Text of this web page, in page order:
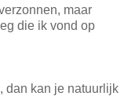
maar
die ik vond op
dan kan je natuurlijk